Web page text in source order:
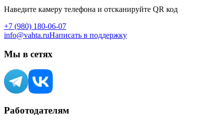
Наведите камеру телефона и отсканируйте QR код
+7 (980) 180-06-07
info@vahta.ruНаписать в поддержку
Мы в сетях
Работодателям